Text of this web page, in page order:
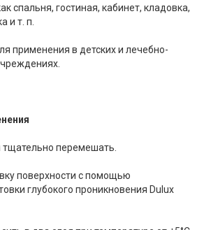
спальня, гостиная, кабинет, кладовка,
и т. п.
применения в детских и лечебно-
перемешать.
поверхности с помощью
глубокого проникновения Dulux